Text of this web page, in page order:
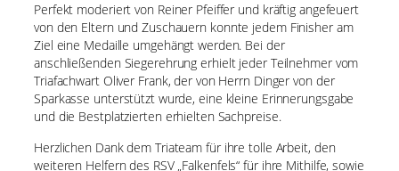
Perfekt moderiert von Reiner Pfeiffer und kräftig angefeuert
von den Eltern und Zuschauern konnte jedem Finisher am
Ziel eine Medaille umgehängt werden. Bei der
anschließenden Siegerehrung erhielt jeder Teilnehmer vom
Triafachwart Oliver Frank, der von Herrn Dinger von der
Sparkasse unterstützt wurde, eine kleine Erinnerungsgabe
und die Bestplatzierten erhielten Sachpreise.
Herzlichen Dank dem Triateam für ihre tolle Arbeit, den
weiteren Helfern des RSV „Falkenfels“ für ihre Mithilfe, sowie